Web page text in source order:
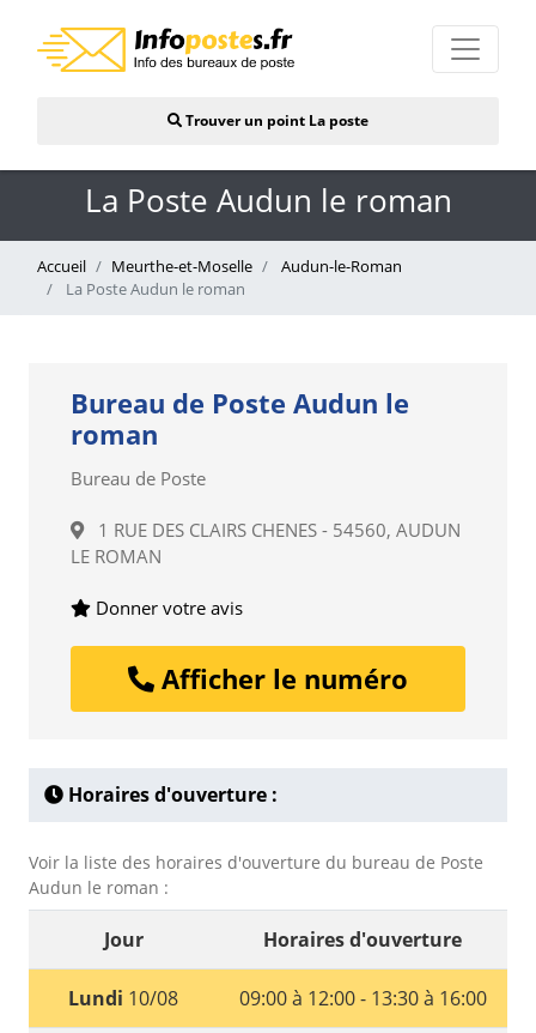
Trouver un point La poste
La Poste Audun le roman
Accueil Meurthe-et-Moselle
Audun-le-Roman
La Poste Audun le roman
Bureau de Poste Audun le
roman
Bureau de Poste
1 RUE DES CLAIRS CHENES - 54560, AUDUN
LE ROMAN
Donner votre avis
Afficher le numéro
Horaires d'ouverture :
Voir la liste des horaires d'ouverture du bureau de Poste
Audun le roman :
Jour Horaires d'ouverture
Lundi 10/08 09:00 à 12:00 - 13:30 à 16:00